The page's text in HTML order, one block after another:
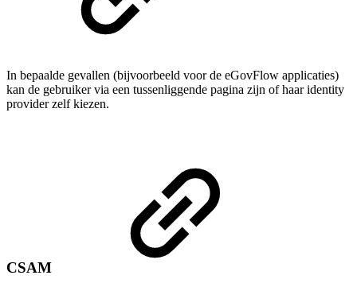
In bepaalde gevallen (bijvoorbeeld voor de eGovFlow applicaties)
kan de gebruiker via een tussenliggende pagina zijn of haar identity
provider zelf kiezen.
CSAM